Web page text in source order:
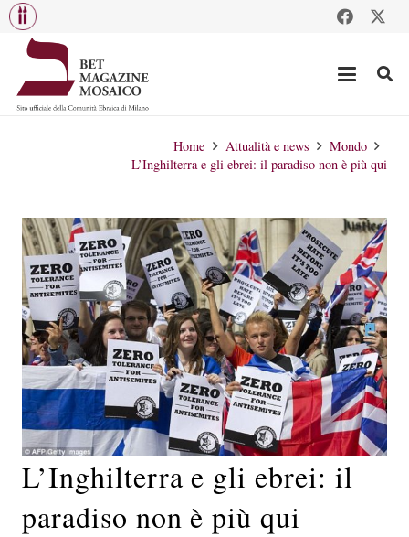
Home Attualità e news
Mondo
L’Inghilterra e gli ebrei: il paradiso non è più qui
L’Inghilterra e gli ebrei: il
paradiso non è più qui